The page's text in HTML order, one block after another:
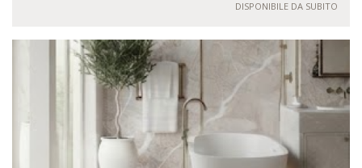
DISPONIBILE DA SUBITO